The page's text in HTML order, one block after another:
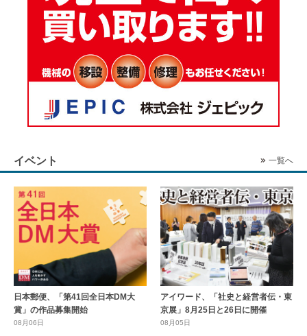
イベント 一覧へ
日本郵便、「第41回全日本DM大
賞」の作品募集開始
08月06日
アイワード、「社史と経営者伝・東
京展」8月25日と26日に開催
08月05日